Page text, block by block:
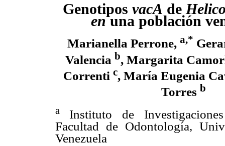
Genotipos vacA de
enuna población
Marianella Perrone, a,*
Valencia b, Margarita
Correnti c, María Eugenia
Torres b
a Instituto de
Facultad de Odontología,
Venezuela